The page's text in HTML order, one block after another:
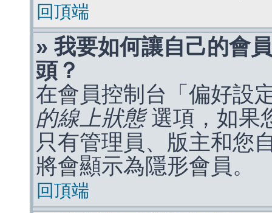
回頂端
» 我要如何讓自己的會
頭？
在會員控制台「偏好設
的線上狀態選項，如果
只有管理員、版主和您
將會顯示為隱形會員。
回頂端